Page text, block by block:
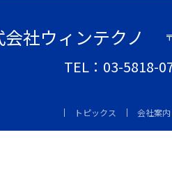
会社ウィンテクノ
TEL：03-5818-
トピックス 会社案内